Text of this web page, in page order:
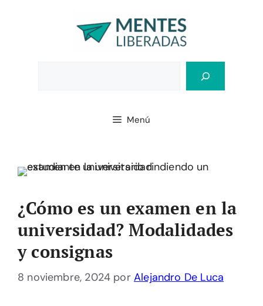
Menú
¿Cómo es un examen en la
universidad? Modalidades
y consignas
8 noviembre, 2024 por Alejandro De Luca